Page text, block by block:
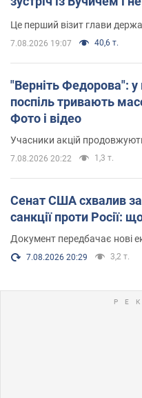
Це перший візит глави
7.08.2026 19:07 40,6 т.
"Верніть Федорова": у
поспіль тривають
Фото і відео
Учасники акцій
7.08.2026 20:22 1,3 т.
Сенат США схвалив
санкції проти Росії:
Документ передбачає нові
7.08.2026 20:29 3,2 т.